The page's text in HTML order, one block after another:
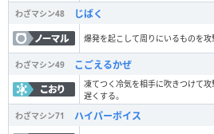
わざマシン48 じばく
爆発を起こして周りにいるものを攻
わざマシン49 こごえるかぜ
凍てつく冷気を相手に吹きつけて
遅くする。
わざマシン71 ハイパーボイス